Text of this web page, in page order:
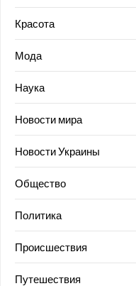
Красота
Мода
Наука
Новости мира
Новости Украины
Общество
Политика
Происшествия
Путешествия